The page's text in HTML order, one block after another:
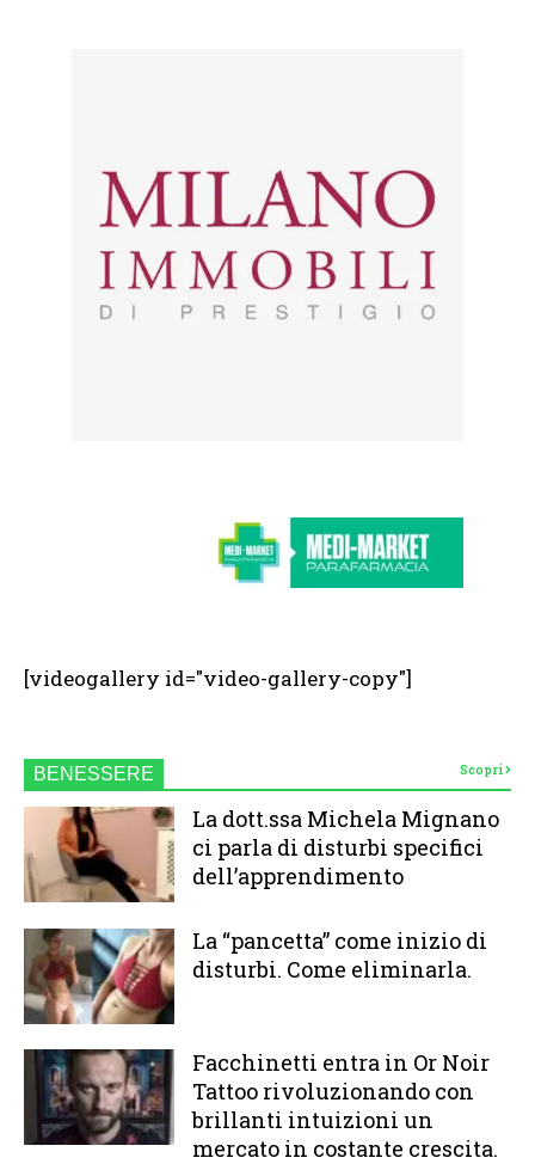
[videogallery id="video-gallery-copy"]
BENESSERE Scopri
La dott.ssa Michela Mignano
ci parla di disturbi specifici
dell’apprendimento
La “pancetta” come inizio di
disturbi. Come eliminarla.
Facchinetti entra in Or Noir
Tattoo rivoluzionando con
brillanti intuizioni un
mercato in costante crescita.